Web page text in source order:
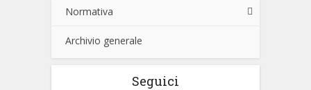
Normativa
Archivio generale
Seguici